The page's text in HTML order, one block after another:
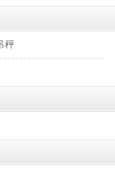
秤